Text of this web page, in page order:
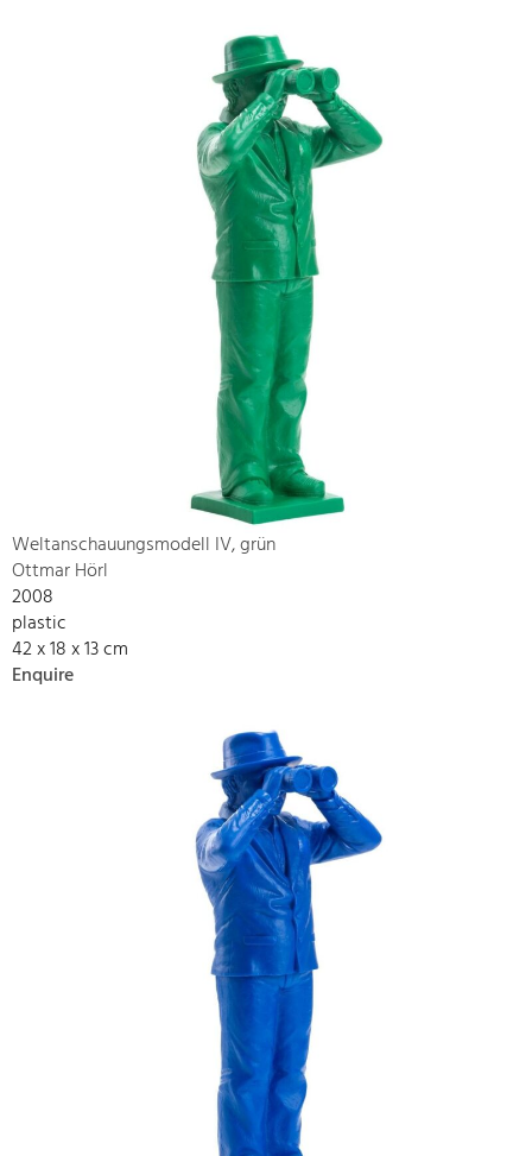
Weltanschauungsmodell IV, grün
Ottmar Hörl
2008
plastic
42 x 18 x 13 cm
Enquire